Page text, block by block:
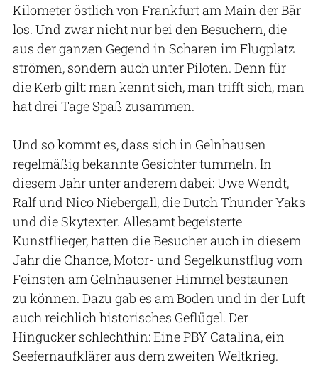
Kilometer östlich von Frankfurt am Main der Bär
los. Und zwar nicht nur bei den Besuchern, die
aus der ganzen Gegend in Scharen im Flugplatz
strömen, sondern auch unter Piloten. Denn für
die Kerb gilt: man kennt sich, man trifft sich, man
hat drei Tage Spaß zusammen.
Und so kommt es, dass sich in Gelnhausen
regelmäßig bekannte Gesichter tummeln. In
diesem Jahr unter anderem dabei: Uwe Wendt,
Ralf und Nico Niebergall, die Dutch Thunder Yaks
und die Skytexter. Allesamt begeisterte
Kunstflieger, hatten die Besucher auch in diesem
Jahr die Chance, Motor- und Segelkunstflug vom
Feinsten am Gelnhausener Himmel bestaunen
zu können. Dazu gab es am Boden und in der Luft
auch reichlich historisches Geflügel. Der
Hingucker schlechthin: Eine PBY Catalina, ein
Seefernaufklärer aus dem zweiten Weltkrieg.